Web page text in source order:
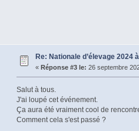
Re: Nationale d’élevage 2024
« Réponse #3 le: 26 septembre
Salut à tous.
J'ai loupé cet événement.
Ça aura été vraiment cool de
Comment cela s'est passé ?